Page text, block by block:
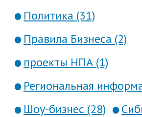
Политика (31)
Правила Бизнеса (2)
проекты НПА (1)
Региональная
Шоу-бизнес (28)